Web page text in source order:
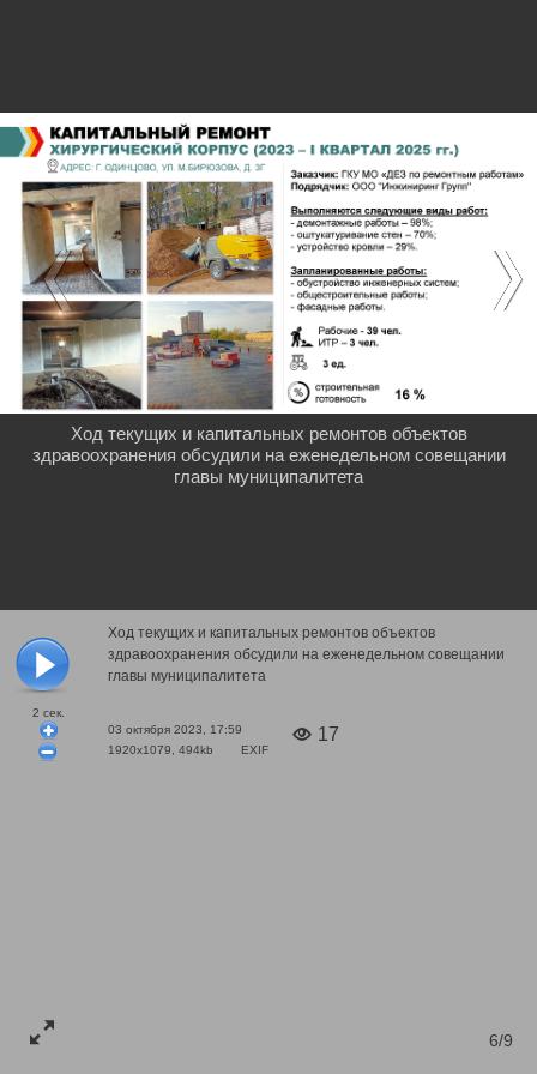
2 сек.
Ход текущих и капитальных ремонтов объектов
здравоохранения обсудили на еженедельном совещании
главы муниципалитета
03 октября 2023, 17:59
1920x1079, 494kb
EXIF
17
6/9
Ход текущих и капитальных ремонтов объектов
здравоохранения обсудили на еженедельном совещании
главы муниципалитета